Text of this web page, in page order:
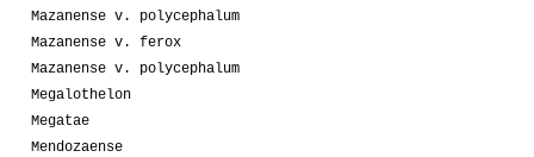
Mazanense v. polycephalum
Mazanense v. ferox
Mazanense v. polycephalum
Megalothelon
Megatae
Mendozaense